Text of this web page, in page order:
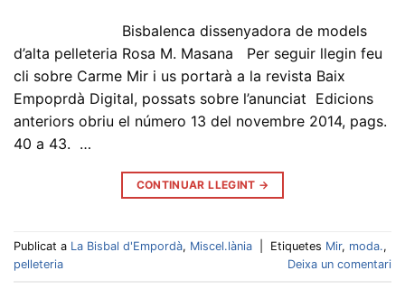
Bisbalenca dissenyadora de models
d’alta pelleteria Rosa M. Masana Per seguir llegin feu
cli sobre Carme Mir i us portarà a la revista Baix
Empoprdà Digital, possats sobre l’anunciat Edicions
anteriors obriu el número 13 del novembre 2014, pags.
40 a 43. …
CONTINUAR LLEGINT →
Publicat a La Bisbal d'Empordà, Miscel.lània Etiquetes Mir, moda.,
pelleteria
Deixa un comentari